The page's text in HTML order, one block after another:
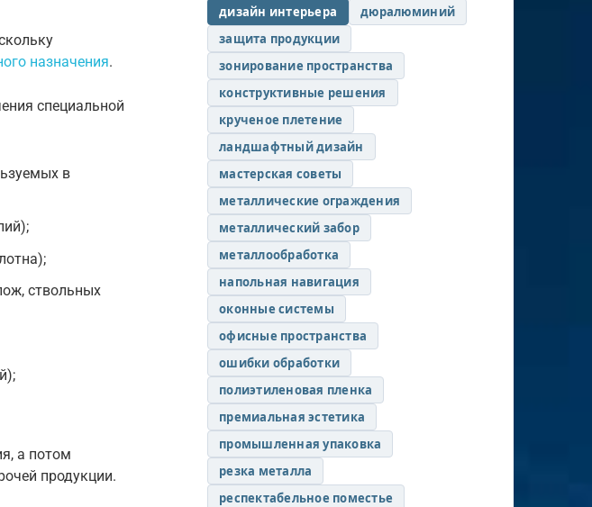
назначения.
специальной
в
ствольных
а потом
продукции.
дизайн интерьера
дюралюминий
защита продукции
зонирование пространства
конструктивные решения
крученое плетение
ландшафтный дизайн
мастерская советы
металлические ограждения
металлический забор
металлообработка
напольная навигация
оконные системы
офисные пространства
ошибки обработки
полиэтиленовая пленка
премиальная эстетика
промышленная упаковка
резка металла
респектабельное поместье